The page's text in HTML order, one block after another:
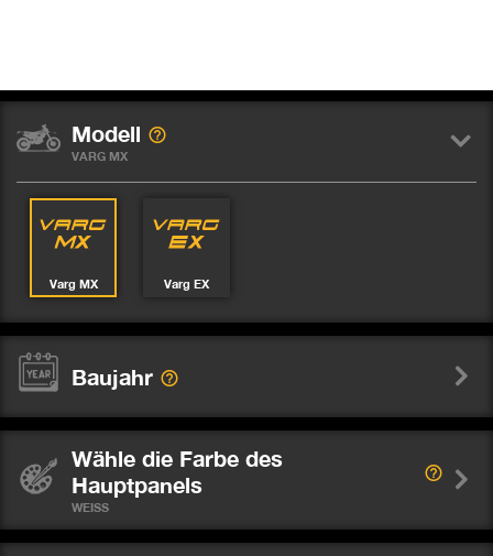
Modell
VARG MX
Varg MX Varg EX
Baujahr
Wähle die Farbe des
Hauptpanels
WEISS